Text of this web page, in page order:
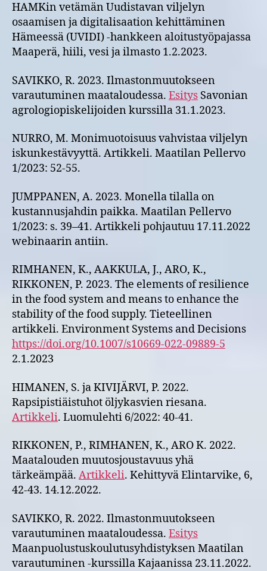
HAMKin vetämän Uudistavan viljelyn
osaamisen ja digitalisaation kehittäminen
Hämeessä (UVIDI) -hankkeen aloitustyöpajassa
Maaperä, hiili, vesi ja ilmasto 1.2.2023.
SAVIKKO, R. 2023. Ilmastonmuutokseen
varautuminen maataloudessa. Esitys Savonian
agrologiopiskelijoiden kurssilla 31.1.2023.​
NURRO, M. Monimuotoisuus vahvistaa viljelyn
iskunkestävyyttä. Artikkeli. Maatilan Pellervo
1/2023: 52-55.
JUMPPANEN, A. 2023. Monella tilalla on
kustannusjahdin paikka. Maatilan Pellervo
1/2023: s. 39–41. Artikkeli pohjautuu 17.11.2022
webinaarin antiin.
RIMHANEN, K., AAKKULA, J., ARO, K.,
RIKKONEN, P. 2023. The elements of resilience
in the food system and means to enhance the
stability of the food supply. Tieteellinen
artikkeli. Environment Systems and Decisions
https://doi.org/10.1007/s10669-022-09889-5
2.1.2023
HIMANEN, S. ja KIVIJÄRVI, P. 2022.
Rapsipistiäistuhot öljykasvien riesana.
Artikkeli. Luomulehti 6/2022: 40-41.​
RIKKONEN, P., RIMHANEN, K., ARO K. 2022.
Maatalouden muutosjoustavuus yhä
tärkeämpää. Artikkeli. Kehittyvä Elintarvike, 6,
42-43. 14.12.2022.
SAVIKKO, R. 2022. Ilmastonmuutokseen
varautuminen maataloudessa. Esitys
Maanpuolustuskoulutusyhdistyksen Maatilan
varautuminen -kurssilla Kajaanissa 23.11.2022.